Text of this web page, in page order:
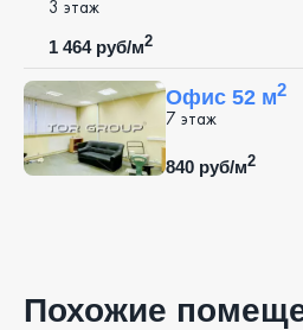
3 этаж
1 464 руб/м2
Офис 52 м2
7 этаж
840 руб/м2
Похожие